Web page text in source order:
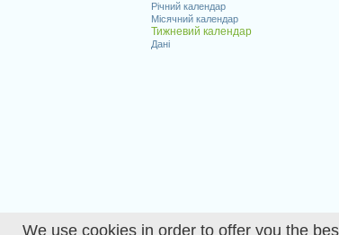
We use cookies in order to offer you the
Річний календар
Місячний календар
Тижневий календар
Дані